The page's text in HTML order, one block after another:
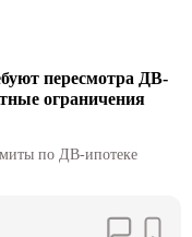
пересмотра ДВ-
ограничения
по ДВ-ипотеке